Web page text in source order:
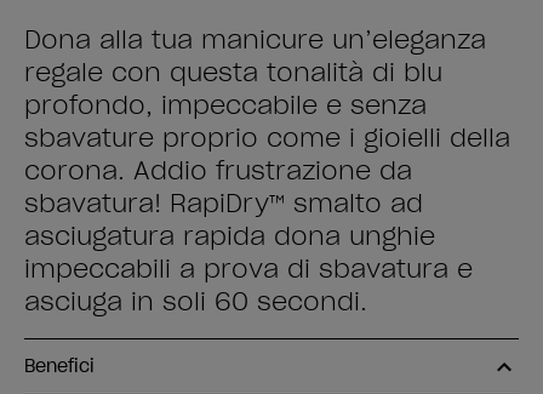
Dona alla tua manicure un’eleganza
regale con questa tonalità di blu
profondo, impeccabile e senza
sbavature proprio come i gioielli della
corona. Addio frustrazione da
sbavatura! RapiDry™ smalto ad
asciugatura rapida dona unghie
impeccabili a prova di sbavatura e
asciuga in soli 60 secondi.
Benefici